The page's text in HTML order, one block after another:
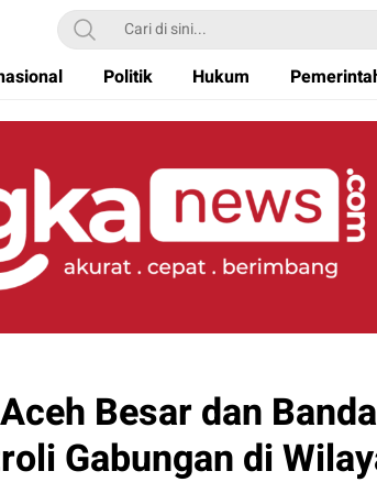
Politik Hukum
Besar dan Banda
Gabungan di